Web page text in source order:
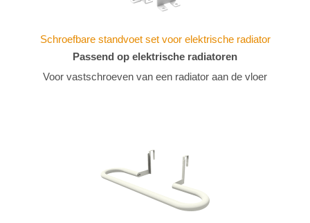
Schroefbare standvoet set voor elektrische radiator
Passend op elektrische radiatoren
Voor vastschroeven van een radiator aan de vloer